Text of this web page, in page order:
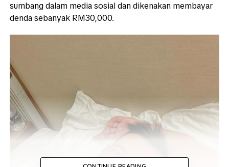
sumbang dalam media sosial dan dikenakan membayar
denda sebanyak RM30,000.